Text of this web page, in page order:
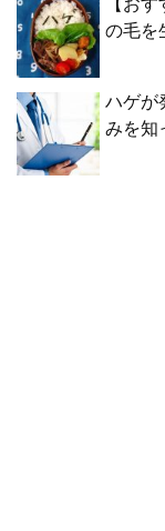
の毛を
ハゲが
みを知